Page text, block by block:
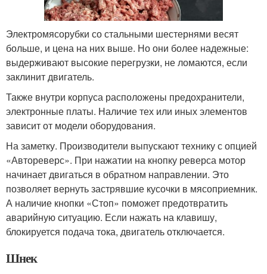
Электромясорубки со стальными шестернями весят
больше, и цена на них выше. Но они более надежные:
выдерживают высокие перегрузки, не ломаются, если
заклинит двигатель.
Также внутри корпуса расположены предохранители,
электронные платы. Наличие тех или иных элементов
зависит от модели оборудования.
На заметку. Производители выпускают технику с опцией
«Автореверс». При нажатии на кнопку реверса мотор
начинает двигаться в обратном направлении. Это
позволяет вернуть застрявшие кусочки в мясоприемник.
А наличие кнопки «Стоп» поможет предотвратить
аварийную ситуацию. Если нажать на клавишу,
блокируется подача тока, двигатель отключается.
Шнек